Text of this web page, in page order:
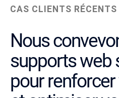
CAS CLIENTS RÉCENTS
Nous
supports web
pour